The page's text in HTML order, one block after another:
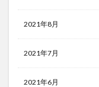
2021年8月
2021年7月
2021年6月